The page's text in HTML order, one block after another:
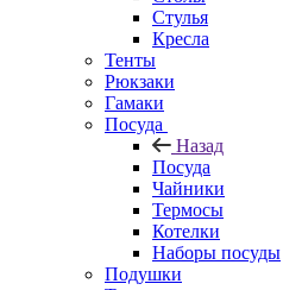
Стулья
Кресла
Тенты
Рюкзаки
Гамаки
Посуда
Назад
Посуда
Чайники
Термосы
Котелки
Наборы посуды
Подушки